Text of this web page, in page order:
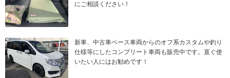
にご相談ください！
新車、中古車ベース車両からのオフ系カスタムや釣り
仕様等にしたコンプリート車両も販売中です。直ぐ使
いたい人にはお勧めです！